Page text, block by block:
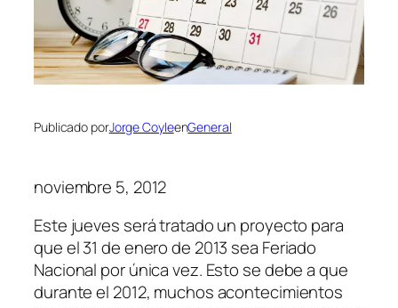
Publicado porJorge CoyleenGeneral
noviembre 5, 2012
Este jueves será tratado un proyecto para
que el 31 de enero de 2013 sea Feriado
Nacional por única vez. Esto se debe a que
durante el 2012, muchos acontecimientos